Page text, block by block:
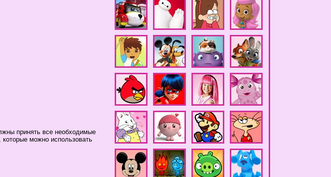
принять все необходимые
можно использовать